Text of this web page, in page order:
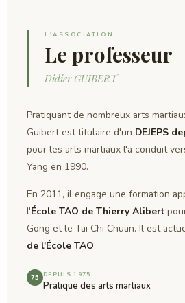
L'ASSOCIATION
Le professeur
Didier GUIBERT
Pratiquant de nombreux arts
Guibert est titulaire d'un DEJEPS
pour les arts martiaux l'a conduit
Yang en 1990.
En 2011, il engage une formation
l'École TAO de Thierry Alibert
Gong et le Tai Chi Chuan. Il est
de l'École TAO.
75 DEPUIS 1975
Pratique des arts martiaux